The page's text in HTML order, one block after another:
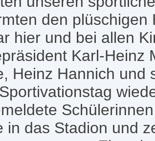
den plüschigen
hier und bei allen
Karl-Heinz
Heinz Hannich und
in das Stadion und